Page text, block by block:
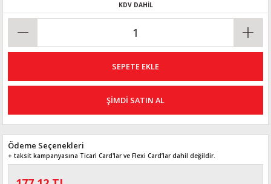
KDV DAHİL
SEPETE EKLE
ŞİMDİ SATIN AL
Ödeme Seçenekleri
+ taksit kampanyasına Ticari Card'lar ve Flexi Card’lar dahil değildir.